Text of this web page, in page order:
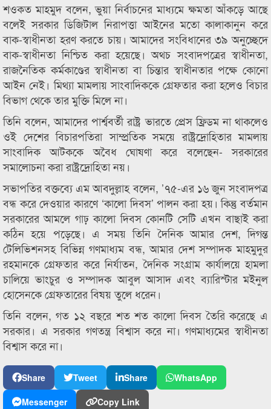
শওকত মাহমুদ বলেন, ভুয়া নির্বাচনের মাধ্যমে ক্ষমতা আঁকড়ে আছে
বলেই সরকার ডিজিটাল নিরাপত্তা আইনের মতো কালাকানুন করে
বাক-স্বাধীনতা হরণ করতে চায়। আমাদের সংবিধানের ৩৯ অনুচ্ছেদে
বাক-স্বাধীনতা নিশ্চিত করা হয়েছে। অথচ সংবাদপত্রের স্বাধীনতা,
রাজনৈতিক কর্মকাণ্ডের স্বাধীনতা বা চিন্তার স্বাধীনতার পক্ষে কোনো
আইন নেই। মিথ্যা মামলায় সাংবাদিককে গ্রেফতার করা হলেও বিচার
বিভাগ থেকে তার মুক্তি মিলে না।
তিনি বলেন, আমাদের পার্শ্ববর্তী রাষ্ট্র ভারতে প্রেস ফ্রিডম না থাকলেও
ওই দেশের বিচারপতিরা সাম্প্রতিক সময়ে রাষ্ট্রদ্রোহিতার মামলায়
সাংবাদিক আটককে অবৈধ ঘোষণা করে বলেছেন- সরকারের
সমালোচনা করা রাষ্ট্রদ্রোহিতা নয়।
সভাপতির বক্তব্যে এম আবদুল্লাহ বলেন, ’৭৫-এর ১৬ জুন সংবাদপত্র
বন্ধ করে দেওয়ার কারণে ‘কালো দিবস’ পালন করা হয়। কিন্তু বর্তমান
সরকারের আমলে গাঢ় কালো দিবস কোনটি সেটি এখন বাছাই করা
কঠিন হয়ে পড়েছে। এ সময় তিনি দৈনিক আমার দেশ, দিগন্ত
টেলিভিশনসহ বিভিন্ন গণমাধ্যম বন্ধ, আমার দেশ সম্পাদক মাহমুদুর
রহমানকে গ্রেফতার করে নির্যাতন, দৈনিক সংগ্রাম কার্যালয়ে হামলা
চালিয়ে ভাংচুর ও সম্পাদক আবুল আসাদ এবং ব্যারিস্টার মইনুল
হোসেনকে গ্রেফতারের বিষয় তুলে ধরেন।
তিনি বলেন, গত ১২ বছরে শত শত কালো দিবস তৈরি করেছে এ
সরকার। এ সরকার গণতন্ত্র বিশ্বাস করে না। গণমাধ্যমের স্বাধীনতা
বিশ্বাস করে না।
Share Tweet Share
WhatsApp
Messenger
Copy Link